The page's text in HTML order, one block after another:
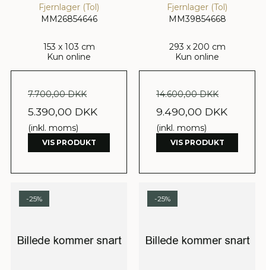
Fjernlager (Tol)
MM26854646
153 x 103 cm
Kun online
7.700,00 DKK
5.390,00 DKK
(inkl. moms)
VIS PRODUKT
Fjernlager (Tol)
MM39854668
293 x 200 cm
Kun online
14.600,00 DKK
9.490,00 DKK
(inkl. moms)
VIS PRODUKT
-25% -25%